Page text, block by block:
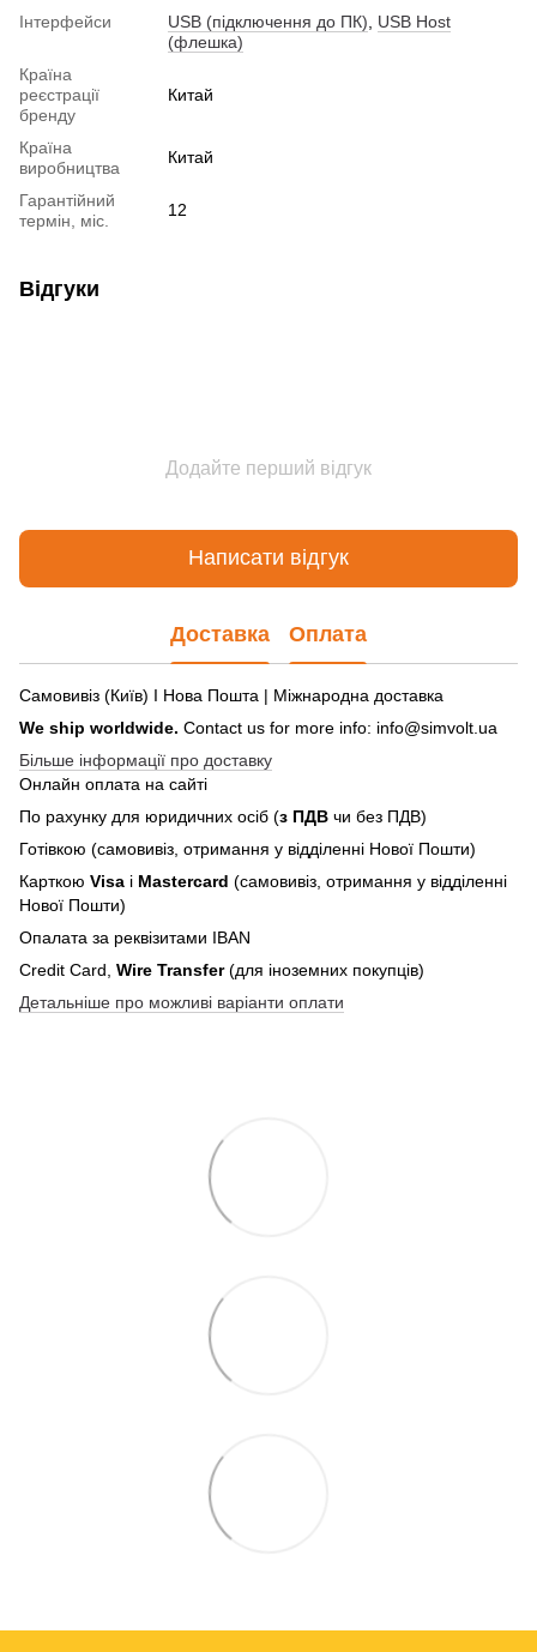
Інтерфейси USB (підключення до ПК)
USB Host
(флешка)
Країна
реєстрації
бренду
Китай
Країна
виробництва
Китай
Гарантійний
термін, міс.
12
Відгуки
Додайте перший відгук
Написати відгук
Доставка Оплата
Самовивіз (Київ) І Нова Пошта | Міжнародна доставка
We ship worldwide. Contact us for more info: info@simvolt.ua
Більше інформації про доставку
Онлайн оплата на сайті
По рахунку для юридичних осіб (з ПДВ чи без ПДВ)
Готівкою (самовивіз, отримання у відділенні Нової Пошти)
Карткою Visa і Mastercard (самовивіз, отримання у відділенні
Нової Пошти)
Опалата за реквізитами IBAN
Credit Card, Wire Transfer(для іноземних покупців)
Детальніше про можливі варіанти оплати